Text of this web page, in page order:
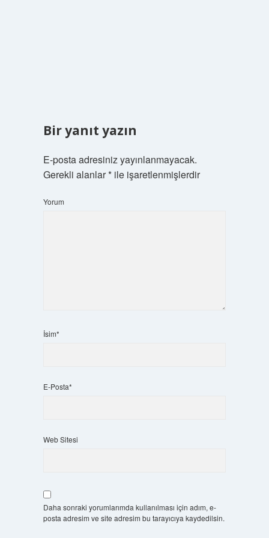
Bir yanıt yazın
E-posta adresiniz yayınlanmayacak.
Gerekli alanlar*ile işaretlenmişlerdir
Yorum
İsim*
E-Posta*
Web Sitesi
Daha sonraki yorumlarımda kullanılması için adım, e-
posta adresim ve site adresim bu tarayıcıya kaydedilsin.